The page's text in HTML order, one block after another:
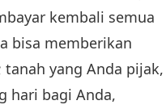
kembali semua
bisa memberikan
yang Anda pijak,
hari bagi Anda,